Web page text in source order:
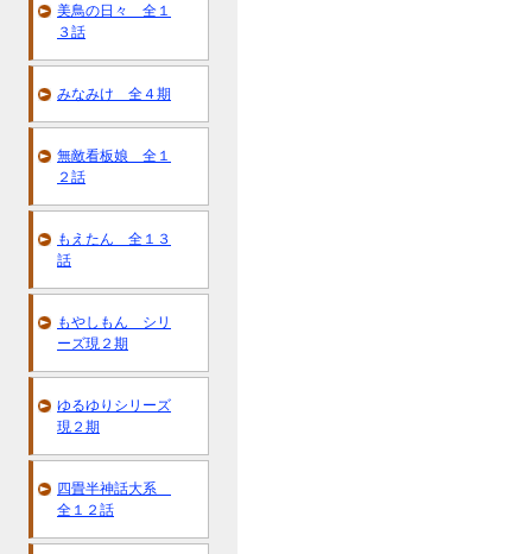
美鳥の日々 全１
３話
みなみけ 全４期
無敵看板娘 全１
２話
もえたん 全１３
話
もやしもん シリ
ーズ現２期
ゆるゆりシリーズ
現２期
四畳半神話大系
全１２話